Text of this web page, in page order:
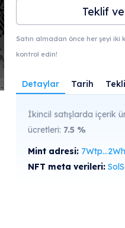
Teklif
Satın almadan önce her şeyi iki
kontrol edin!
Detaylar Tarih
İkincil satışlarda içerik
ücretleri: 7.5 %
Mint adresi:
NFT meta verileri: